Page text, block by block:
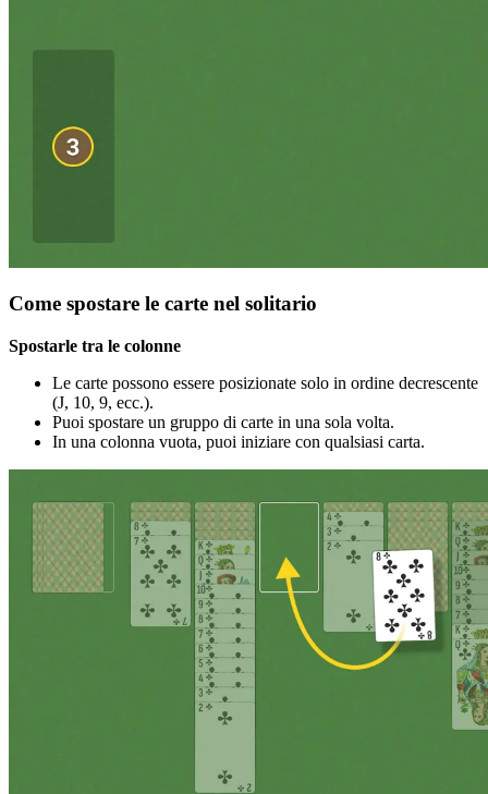
Come spostare le carte nel solitario
Spostarle tra le colonne
Le carte possono essere posizionate solo in ordine decrescente
(J, 10, 9, ecc.).
Puoi spostare un gruppo di carte in una sola volta.
In una colonna vuota, puoi iniziare con qualsiasi carta.